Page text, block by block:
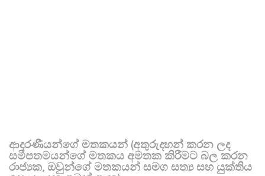
ආදරණීයන්ගේ මතකයන් (අතුරුදහන් කරන ලද
සමීපතමයන්ගේ මතකය අමතක කිරීමට බල කරන
රාජ්‍යක, ඔවුන්ගේ මතකයන් සමග සත්‍ය සහ යුක්තිය